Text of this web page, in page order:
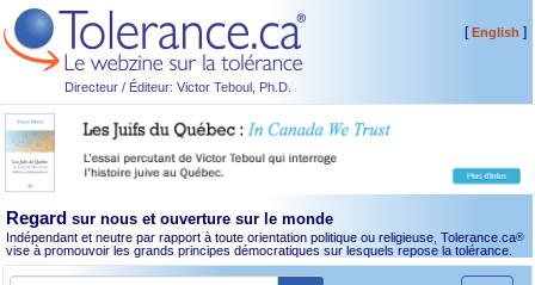
Directeur / Éditeur: Victor Teboul, Ph.D.
[English ]
Regard sur nous et ouverture sur le monde
Indépendant et neutre par rapport à toute orientation politique ou religieuse, Tolerance.ca®
vise à promouvoir les grands principes démocratiques sur lesquels repose la tolérance.